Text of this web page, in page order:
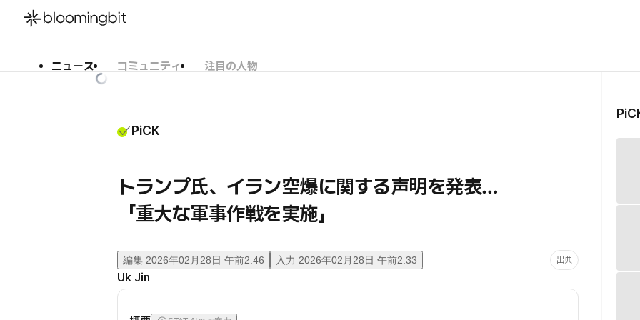
ニュース コミュニティ
注目の人物
PiCK
トランプ氏、イラン空爆に関する声明を発表…
「重大な軍事作戦を実施」
編集 2026年02月28日 午前2:46 入力 2026年02月28日 午前2:33 出典
Uk Jin